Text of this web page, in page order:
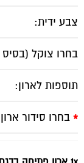
צבע ידית:
בחרו צוקל (בסיס
תוספות לארון:
* בחרו סידור